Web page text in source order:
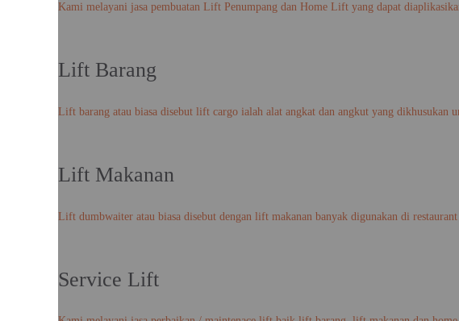
Kami melayani jasa pembuatan Lift Penumpang dan Home Lift yang dapat
Lift Barang
Lift barang atau biasa disebut lift cargo ialah alat angkat dan angkut yang dikhusukan
Lift Makanan
Lift dumbwaiter atau biasa disebut dengan lift makanan banyak digunakan di restaurant
Service Lift